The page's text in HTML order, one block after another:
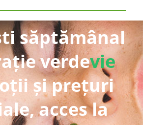
săptămânal
verdevie
și prețuri
acces la